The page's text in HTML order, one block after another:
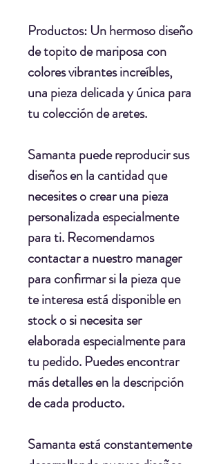
Productos: Un hermoso diseño
de topito de mariposa con
colores vibrantes increíbles,
una pieza delicada y única para
tu colección de aretes.
Samanta puede reproducir sus
diseños en la cantidad que
necesites o crear una pieza
personalizada especialmente
para ti. Recomendamos
contactar a nuestro manager
para confirmar si la pieza que
te interesa está disponible en
stock o si necesita ser
elaborada especialmente para
tu pedido. Puedes encontrar
más detalles en la descripción
de cada producto.
Samanta está constantemente